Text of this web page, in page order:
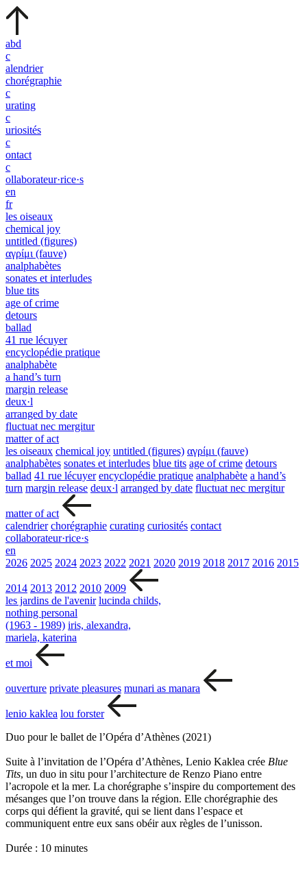
abd
c
alendrier
chorégraphie
c
urating
c
uriosités
c
ontact
c
ollaborateur·rice·s
en
fr
les oiseaux
chemical joy
untitled (figures)
αγρίμι (fauve)
analphabètes
sonates et interludes
blue tits
age of crime
detours
ballad
41 rue lécuyer
encyclopédie pratique
analphabète
a hand’s turn
margin release
deux·l
arranged by date
fluctuat nec mergitur
matter of act
les oiseaux chemical joy untitled (figures) αγρίμι (fauve)
analphabètes sonates et interludes blue tits age of crime detours
ballad 41 rue lécuyer encyclopédie pratique analphabète a hand’s
turn margin release deux·l arranged by date fluctuat nec mergitur
matter of act
calendrier chorégraphie curating curiosités contact
collaborateur·rice·s
en
2026 2025 2024 2023 2022 2021 2020 2019 2018 2017 2016 2015
2014 2013 2012 2010 2009
les jardins de l'avenir lucinda childs,
nothing personal
(1963 - 1989) iris, alexandra,
mariela, katerina
et moi
ouverture private pleasures munari as manara
lenio kaklea lou forster
Duo pour le ballet de l’Opéra d’Athènes (2021)
Suite à l’invitation de l’Opéra d’Athènes, Lenio Kaklea crée Blue
Tits, un duo in situ pour l’architecture de Renzo Piano entre
l’acropole et la mer. La chorégraphe s’inspire du comportement des
mésanges que l’on trouve dans la région. Elle chorégraphie des
corps qui défient la gravité, qui se lient dans l’espace et
communiquent entre eux sans obéir aux règles de l’unisson.
Durée : 10 minutes